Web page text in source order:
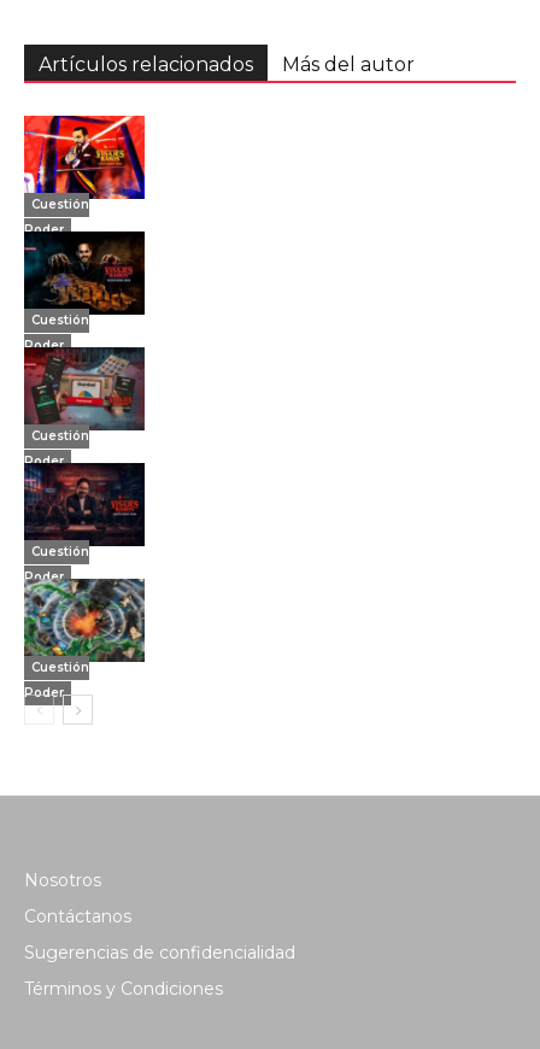
Artículos relacionados Más del autor
Cuestión
Poder
Cuestión
Poder
Cuestión
Poder
Cuestión
Poder
Cuestión
Poder
Nosotros
Contáctanos
Sugerencias de confidencialidad
Términos y Condiciones